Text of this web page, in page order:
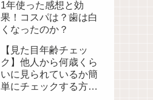
1年使った感想と効
果！コスパは？歯は白
くなったのか？
【見た目年齢チェッ
ク】他人から何歳くら
いに見られているか簡
単にチェックする方